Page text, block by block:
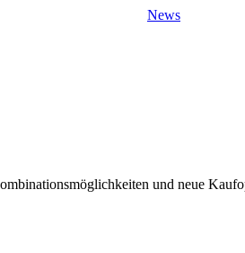
News
und neue